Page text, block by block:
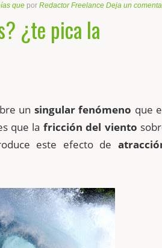
que por Redactor Freelance Deja un
¿te pica la
un singular fenómeno que
que la fricción del viento
este efecto de